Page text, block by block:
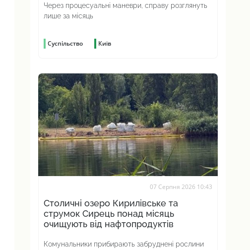
Через процесуальні маневри, справу розглянуть
лише за місяць
Суспільство Київ
07 Серпня 2026 10:43
Столичні озеро Кирилівське та
струмок Сирець понад місяць
очищують від нафтопродуктів
Комунальники прибирають забруднені рослини